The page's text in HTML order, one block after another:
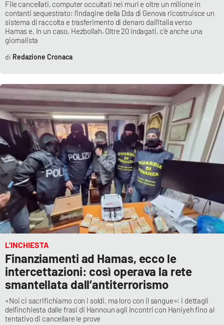
Ilreggino.it
Cosenzachannel.it
Ilvibonese.it
Catanzarochannel.it
APP
Android
Apple
File cancellati, computer occultati nei muri e oltre un milione in
contanti sequestrato: l’indagine della Dda di Genova ricostruisce un
sistema di raccolta e trasferimento di denaro dall’Italia verso
Hamas e, in un caso, Hezbollah. Oltre 20 indagati, c’è anche una
giornalista
Redazione Cronaca
L’INCHIESTA
Finanziamenti ad Hamas, ecco le
intercettazioni: così operava la rete
smantellata dall’antiterrorismo
«Noi ci sacrifichiamo con i soldi, ma loro con il sangue»: i dettagli
dell’inchiesta dalle frasi di Hannoun agli incontri con Haniyeh fino al
tentativo di cancellare le prove